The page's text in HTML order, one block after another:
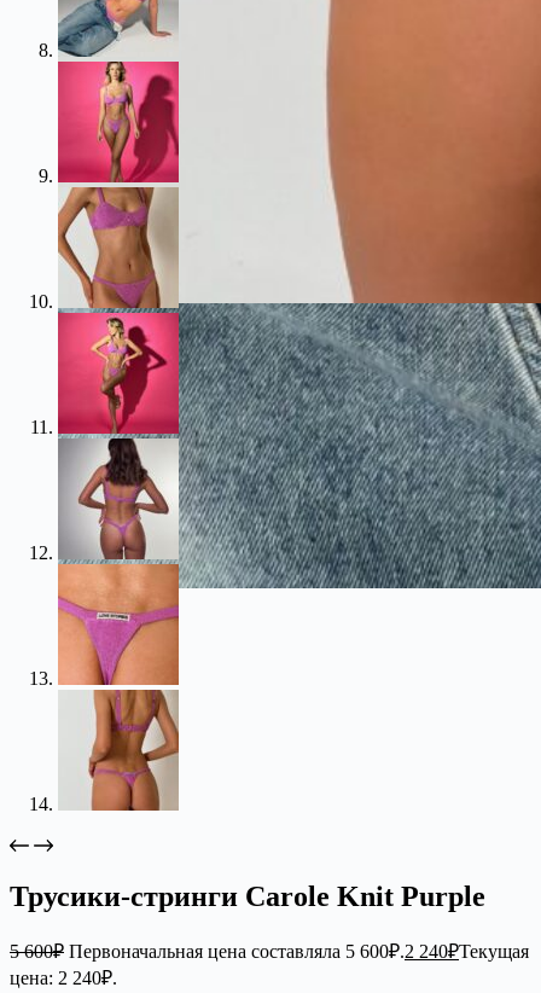
Трусики-стринги Carole Knit Purple
5 600₽ Первоначальная цена составляла 5 600₽.2 240₽Текущая
цена: 2 240₽.